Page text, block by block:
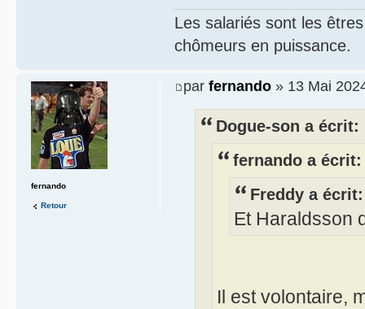
Les salariés sont les
chômeurs en puissance.
par fernando » 13 Mai
Dogue-son a écrit:
fernando a écrit:
Freddy a écrit:
Et Haraldsson
Il est volontaire,
fernando
Retour